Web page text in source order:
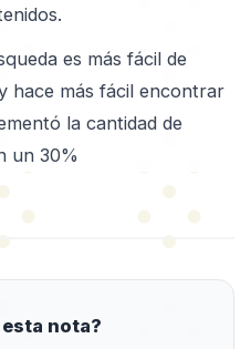
es más fácil de
hace más fácil encontrar
la cantidad de
un 30%
nota?